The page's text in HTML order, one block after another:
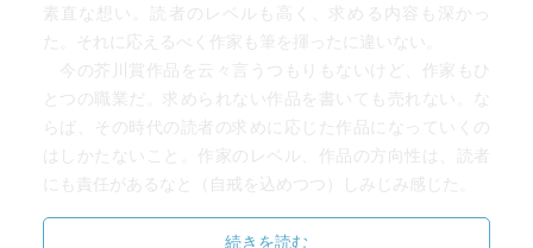
素直な想い。読者のレベルも高く、求める内容も深かっ
た。それに応えるべく作家も筆を揮ったに違いない。
今の芥川賞作品を云々言うつもりもないけど、作家もひ
とつの職業だ。求められない作品を書いても売れない。な
らば、その時代の読者の求めに応じた作品になっていくの
はしかたないこと。作家のレベル、作品の方向性は、読者
にも責任があるなと（自戒を込めつつ）しみじみ感じた。
当時（自分が二十歳前後の頃）、読むこともできた作品
続きを読む